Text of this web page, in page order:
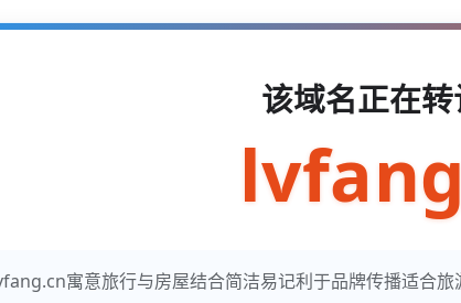
该域名正在
寓意旅行与房屋结合简洁易记利于品牌传播适合